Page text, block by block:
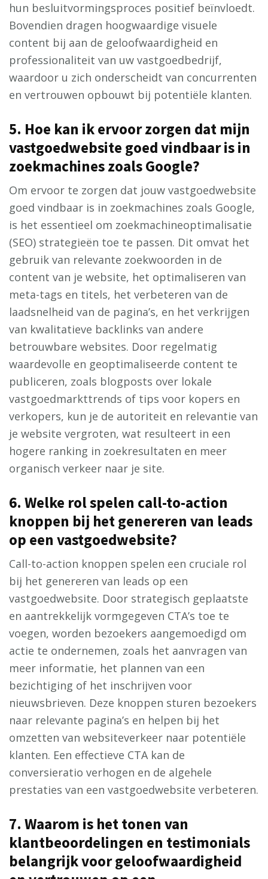
hun besluitvormingsproces positief beïnvloedt.
Bovendien dragen hoogwaardige visuele
content bij aan de geloofwaardigheid en
professionaliteit van uw vastgoedbedrijf,
waardoor u zich onderscheidt van concurrenten
en vertrouwen opbouwt bij potentiële klanten.
5. Hoe kan ik ervoor zorgen dat mijn
vastgoedwebsite goed vindbaar is in
zoekmachines zoals Google?
Om ervoor te zorgen dat jouw vastgoedwebsite
goed vindbaar is in zoekmachines zoals Google,
is het essentieel om zoekmachineoptimalisatie
(SEO) strategieën toe te passen. Dit omvat het
gebruik van relevante zoekwoorden in de
content van je website, het optimaliseren van
meta-tags en titels, het verbeteren van de
laadsnelheid van de pagina’s, en het verkrijgen
van kwalitatieve backlinks van andere
betrouwbare websites. Door regelmatig
waardevolle en geoptimaliseerde content te
publiceren, zoals blogposts over lokale
vastgoedmarkttrends of tips voor kopers en
verkopers, kun je de autoriteit en relevantie van
je website vergroten, wat resulteert in een
hogere ranking in zoekresultaten en meer
organisch verkeer naar je site.
6. Welke rol spelen call-to-action
knoppen bij het genereren van leads
op een vastgoedwebsite?
Call-to-action knoppen spelen een cruciale rol
bij het genereren van leads op een
vastgoedwebsite. Door strategisch geplaatste
en aantrekkelijk vormgegeven CTA’s toe te
voegen, worden bezoekers aangemoedigd om
actie te ondernemen, zoals het aanvragen van
meer informatie, het plannen van een
bezichtiging of het inschrijven voor
nieuwsbrieven. Deze knoppen sturen bezoekers
naar relevante pagina’s en helpen bij het
omzetten van websiteverkeer naar potentiële
klanten. Een effectieve CTA kan de
conversieratio verhogen en de algehele
prestaties van een vastgoedwebsite verbeteren.
7. Waarom is het tonen van
klantbeoordelingen en testimonials
belangrijk voor geloofwaardigheid